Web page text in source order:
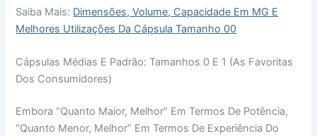
Saiba Mais: Dimensões, Volume, Capacidade Em MG E
Melhores Utilizações Da Cápsula Tamanho 00
Cápsulas Médias E Padrão: Tamanhos 0 E 1 (as Favoritas
Dos Consumidores)
Embora “quanto Maior, Melhor” Em Termos De Potência,
“quanto Menor, Melhor” Em Termos De Experiência Do